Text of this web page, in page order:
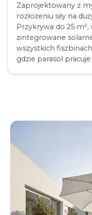
Zaprojektowany z
rozłożeniu siły na
Przykrywa do 25
zintegrowane
wszystkich
gdzie parasol